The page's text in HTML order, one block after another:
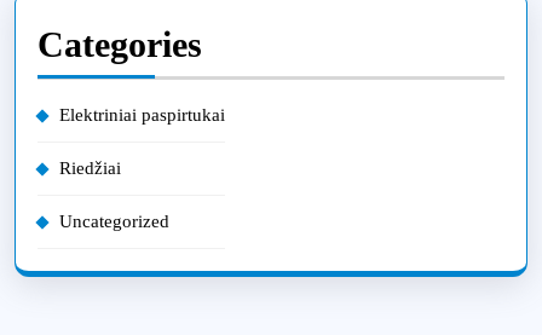
Categories
Elektriniai paspirtukai
Riedžiai
Uncategorized